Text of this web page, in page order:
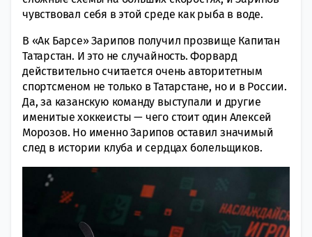
чувствовал себя в этой среде как рыба в воде.
В «Ак Барсе» Зарипов получил прозвище Капитан
Татарстан. И это не случайность. Форвард
действительно считается очень авторитетным
спортсменом не только в Татарстане, но и в России.
Да, за казанскую команду выступали и другие
именитые хоккеисты — чего стоит один Алексей
Морозов. Но именно Зарипов оставил значимый
след в истории клуба и сердцах болельщиков.